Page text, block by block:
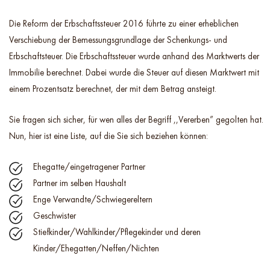
Die Reform der Erbschaftssteuer 2016 führte zu einer erheblichen
Verschiebung der Bemessungsgrundlage der Schenkungs- und
Erbschaftsteuer. Die Erbschaftssteuer wurde anhand des Marktwerts der
Immobilie berechnet. Dabei wurde die Steuer auf diesen Marktwert mit
einem Prozentsatz berechnet, der mit dem Betrag ansteigt.
Sie fragen sich sicher, für wen alles der Begriff ,,Vererben” gegolten hat.
Nun, hier ist eine Liste, auf die Sie sich beziehen können:
Ehegatte/eingetragener Partner
Partner im selben Haushalt
Enge Verwandte/Schwiegereltern
Geschwister
Stiefkinder/Wahlkinder/Pflegekinder und deren
Kinder/Ehegatten/Neffen/Nichten